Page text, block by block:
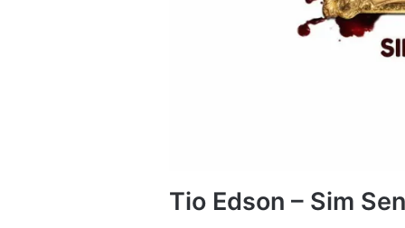
Tio Edson – Sim